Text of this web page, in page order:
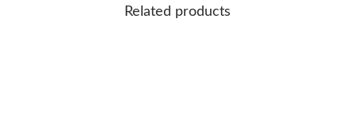
Related products